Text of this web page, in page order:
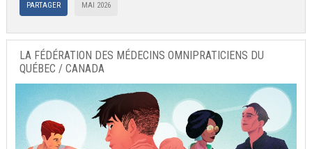
PARTAGER MAI 2026
LA FÉDÉRATION DES MÉDECINS OMNIPRATICIENS DU
QUÉBEC / CANADA